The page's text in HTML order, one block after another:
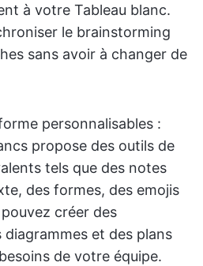
à votre Tableau blanc.
le brainstorming
sans avoir à changer de
personnalisables :
propose des outils de
tels que des notes
des formes, des emojis
créer des
et des plans
de votre équipe.